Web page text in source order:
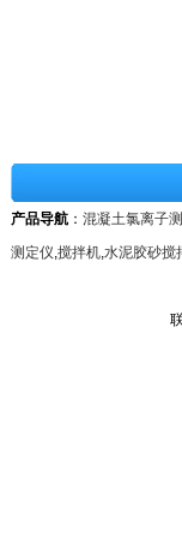
产品导航 ： 混凝土氯离子
测定仪,搅拌机,水泥胶砂搅